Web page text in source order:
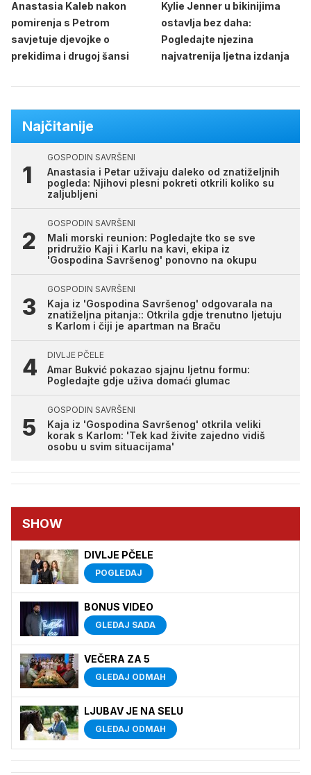
Anastasia Kaleb nakon
pomirenja s Petrom
savjetuje djevojke o
prekidima i drugoj šansi
Kylie Jenner u bikinijima
ostavlja bez daha:
Pogledajte njezina
najvatrenija ljetna izdanja
Najčitanije
GOSPODIN SAVRŠENI
Anastasia i Petar uživaju daleko od znatiželjnih
pogleda: Njihovi plesni pokreti otkrili koliko su
zaljubljeni
GOSPODIN SAVRŠENI
Mali morski reunion: Pogledajte tko se sve
pridružio Kaji i Karlu na kavi, ekipa iz
'Gospodina Savršenog' ponovno na okupu
GOSPODIN SAVRŠENI
Kaja iz 'Gospodina Savršenog' odgovarala na
znatiželjna pitanja:: Otkrila gdje trenutno ljetuju
s Karlom i čiji je apartman na Braču
DIVLJE PČELE
Amar Bukvić pokazao sjajnu ljetnu formu:
Pogledajte gdje uživa domaći glumac
GOSPODIN SAVRŠENI
Kaja iz 'Gospodina Savršenog' otkrila veliki
korak s Karlom: 'Tek kad živite zajedno vidiš
osobu u svim situacijama'
SHOW
DIVLJE PČELE
POGLEDAJ
BONUS VIDEO
GLEDAJ SADA
VEČERA ZA 5
GLEDAJ ODMAH
LJUBAV JE NA SELU
GLEDAJ ODMAH